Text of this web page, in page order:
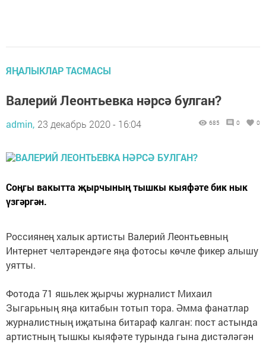
ЯҢАЛЫКЛАР ТАСМАСЫ
Валерий Леонтьевка нәрсә булган?
admin, 23 декабрь 2020 - 16:04 685 0 0
Соңгы вакытта җырчының тышкы кыяфәте бик нык
үзгәргән.
Россиянең халык артисты Валерий Леонтьевның
Интернет челтәрендәге яңа фотосы көчле фикер алышу
уятты.
Фотода 71 яшьлек җырчы журналист Михаил
Зыгарьның яңа китабын тотып тора. Әмма фанатлар
журналистның иҗатына битараф калган: пост астында
артистның тышкы кыяфәте турында гына дистәләгән